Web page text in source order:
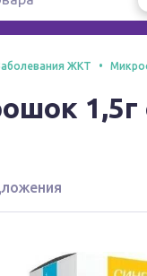
ЖКТ
1,5г